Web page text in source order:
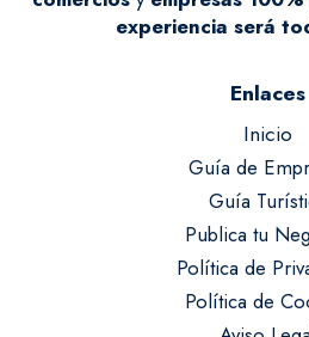
experiencia será
Enlaces
Inicio
Guía de
Guía
Publica tu
Política de
Política de